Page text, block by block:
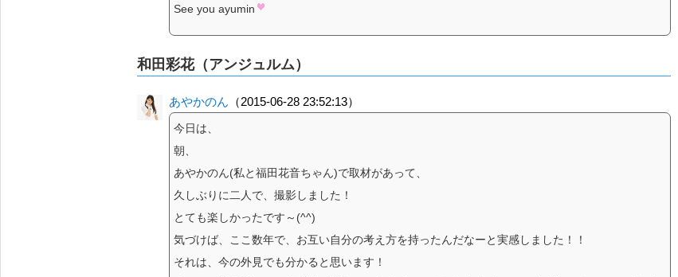
See you ayumin
和田彩花（アンジュルム）
あやかのん （2015-06-28 23:52:13）
今日は、
朝、
あやかのん(私と福田花音ちゃん)で取材があって、
久しぶりに二人で、撮影しました！
とても楽しかったです～(^^)
気づけば、ここ数年で、お互い自分の考え方を持ったんだなーと実感しました！！
それは、今の外見でも分かると思います！